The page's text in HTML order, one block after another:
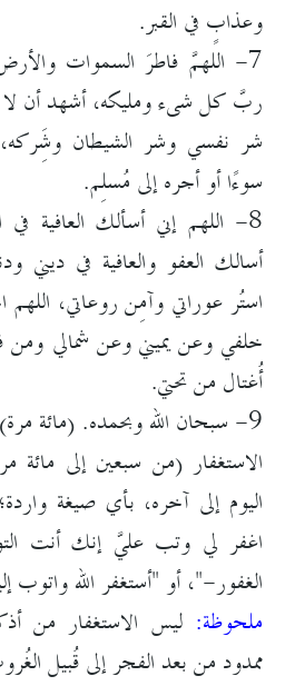
وعذابٍ في القبر.
7- اللهمَّ فاطرَ السموات
ربَّ كل شىء ومليكه، أشهد أن لا
شر نفسي وشر الشيطان
سوءًا أو أجره إلى مُسلِم.
8- اللهم إني أسألك العافية في
أسالك العفو والعافية في ديني
استُر عوراتي وآمِن روعاتي،
خلفي وعن يميني وعن شمالي
أُغتال من تحتي.
9- سبحان الله وبحمده. (مائة مرة).
الاستغفار (من سبعين إلى مائة
اليوم إلى آخره، بأي صيغة
اغفر لي وتب عليَّ إنك أنت
الغفور-"، أو "أستغفر الله واتوب
ملحوظة: ليس الاستغفار من
ممدود من بعد الفجر إلى قُبيل